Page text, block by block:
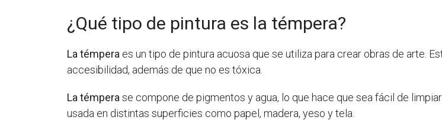
¿Qué tipo de pintura es la témpera?
La témpera es un tipo de pintura acuosa que se utiliza para crear obras de arte.
accesibilidad, además de que no es tóxica.
La témpera se compone de pigmentos y agua, lo que hace que sea fácil de
usada en distintas superficies como papel, madera, yeso y tela.